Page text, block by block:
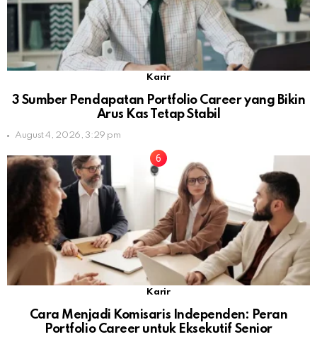
Karir
3 Sumber Pendapatan Portfolio Career yang Bikin
Arus Kas Tetap Stabil
August 4, 2026, 3:29 pm
Karir
Cara Menjadi Komisaris Independen: Peran
Portfolio Career untuk Eksekutif Senior